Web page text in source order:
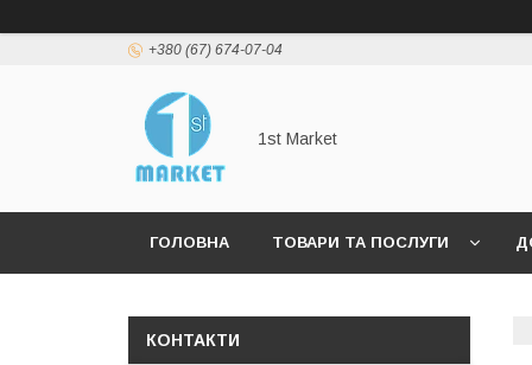
+380 (67) 674-07-04
1st Market
ГОЛОВНА ТОВАРИ ТА ПОСЛУГИ
КОНТАКТИ